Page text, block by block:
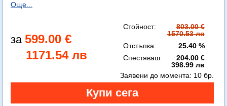
Още...
599.00 €
1171.54 лв
Стойност:
803.00 €
1570.53 лв
Отстъпка:
25.40 %
Спестяваш:
204.00 €
398.99 лв
Заявени до момента: 10 бр.